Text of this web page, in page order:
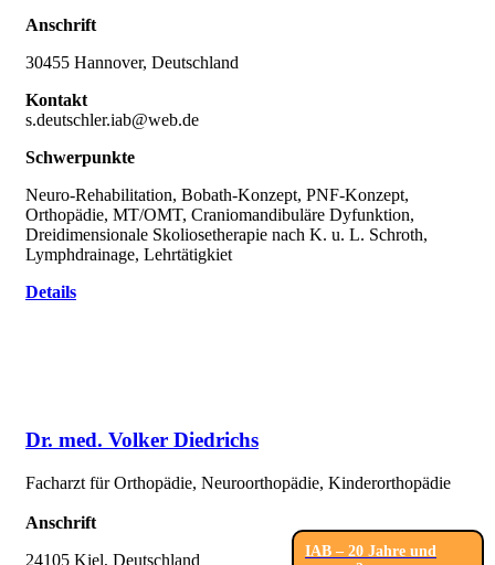
IAB – 20 Jahre und
Anschrift
30455 Hannover, Deutschland
Kontakt
s.deutschler.iab@web.de
Schwerpunkte
Neuro-Rehabilitation, Bobath-Konzept, PNF-Konzept,
Orthopädie, MT/OMT, Craniomandibuläre Dyfunktion,
Dreidimensionale Skoliosetherapie nach K. u. L. Schroth,
Lymphdrainage, Lehrtätigkiet
Details
Dr. med. Volker Diedrichs
Facharzt für Orthopädie, Neuroorthopädie, Kinderorthopädie
Anschrift
24105 Kiel, Deutschland